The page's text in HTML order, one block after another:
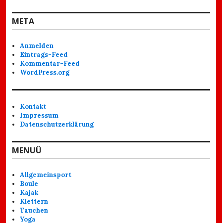
META
Anmelden
Eintrags-Feed
Kommentar-Feed
WordPress.org
Kontakt
Impressum
Datenschutzerklärung
MENUÜ
Allgemeinsport
Boule
Kajak
Klettern
Tauchen
Yoga